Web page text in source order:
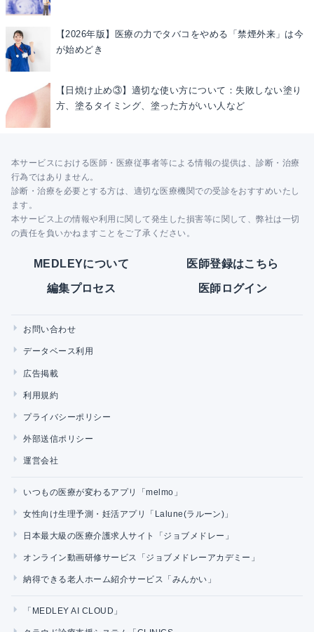
【2026年版】医療の力でタバコをやめる「禁煙外来」は今
が始めどき
【日焼け止め③】適切な使い方について：失敗しない塗り
方、塗るタイミング、塗った方がいい人など
本サービスにおける医師・医療従事者等による情報の提供は、診断・治療
行為ではありません。
診断・治療を必要とする方は、適切な医療機関での受診をおすすめいたし
ます。
本サービス上の情報や利用に関して発生した損害等に関して、弊社は一切
の責任を負いかねますことをご了承ください。
MEDLEYについて 医師登録はこちら
編集プロセス 医師ログイン
お問い合わせ
データベース利用
広告掲載
利用規約
プライバシーポリシー
外部送信ポリシー
運営会社
いつもの医療が変わるアプリ「melmo」
女性向け生理予測・妊活アプリ「Lalune(ラルーン)」
日本最大級の医療介護求人サイト「ジョブメドレー」
オンライン動画研修サービス「ジョブメドレーアカデミー」
納得できる老人ホーム紹介サービス「みんかい」
「MEDLEY AI CLOUD」